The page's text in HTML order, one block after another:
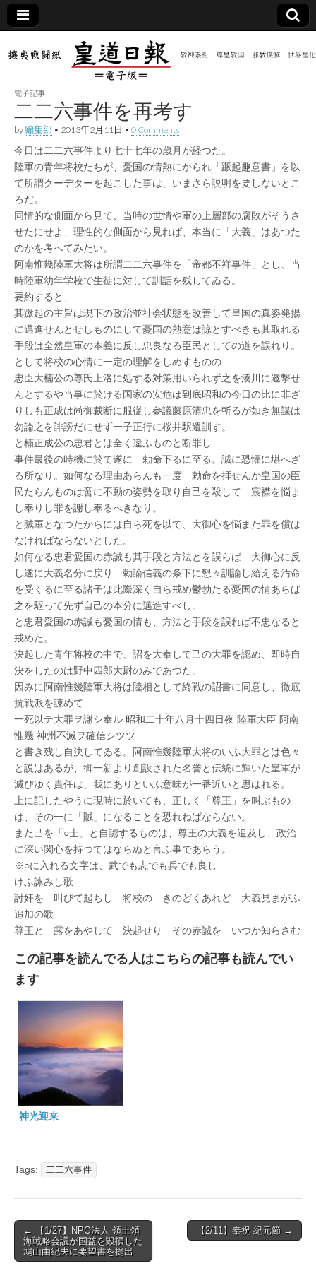
皇道
日報
（防
共新
聞）
電子
版
敬神
尊皇
｜昭
和八
年創
刊
皇道
実
践
攘夷
戦闘
紙
電子記事
二二六事件を再考す
by編集部 • 2013年2月11日 • 0 Comments
今日は二二六事件より七十七年の歳月が経つた。
陸軍の青年将校たちが、憂国の情熱にかられ「蹶起趣意書」を以
て所謂クーデターを起こした事は、いまさら説明を要しないとこ
ろだ。
同情的な側面から見て、当時の世情や軍の上層部の腐敗がそうさ
せたにせよ、理性的な側面から見れば、本当に「大義」はあつた
のかを考へてみたい。
阿南惟幾陸軍大将は所謂二二六事件を「帝都不祥事件」とし、当
時陸軍幼年学校で生徒に対して訓話を残してゐる。
要約すると、
其蹶起の主旨は現下の政治並社会状態を改善して皇国の真姿発揚
に邁進せんとせしものにして憂国の熱意は諒とすべきも其取れる
手段は全然皇軍の本義に反し忠良なる臣民としての道を誤れり。
として将校の心情に一定の理解をしめすものの
忠臣大楠公の尊氏上洛に処する対策用いられず之を湊川に邀撃せ
んとするや当事に於ける国家の安危は到底昭和の今日の比に非ざ
りしも正成は尚御裁断に服従し参議藤原清忠を斬るが如き無謀は
勿論之を誹謗だにせず一子正行に桜井駅遺訓す。
と楠正成公の忠君とは全く違ふものと断罪し
事件最後の時機に於て遂に 勅命下るに至る。誠に恐懼に堪へざ
る所なり。如何なる理由あらんも一度 勅命を拝せんか皇国の臣
民たらんものは啻に不動の姿勢を取り自己を殺して 宸襟を悩ま
し奉りし罪を謝し奉るべきなり。
と賊軍となつたからには自ら死を以て、大御心を悩また罪を償は
なければならないとした。
如何なる忠君愛国の赤誠も其手段と方法とを誤らば 大御心に反
し遂に大義名分に戻り 勅諭信義の条下に懇々訓諭し給える汚命
を受くるに至る諸子は此際深く自ら戒め鬱勃たる憂国の情あらば
之を駆って先ず自己の本分に邁進すべし。
と忠君愛国の赤誠も憂国の情も、方法と手段を誤れば不忠なると
戒めた。
決起した青年将校の中で、詔を大奉して己の大罪を認め、即時自
決をしたのは野中四郎大尉のみであつた。
因みに阿南惟幾陸軍大将は陸相として終戦の詔書に同意し、徹底
抗戦派を諌めて
一死以テ大罪ヲ謝シ奉ル 昭和二十年八月十四日夜 陸軍大臣 阿南
惟幾 神州不滅ヲ確信シツツ
と書き残し自決してゐる。阿南惟幾陸軍大将のいふ大罪とは色々
と説はあるが、御一新より創設された名誉と伝統に輝いた皇軍が
滅びゆく責任は、我にありといふ意味が一番近いと思はれる。
上に記したやうに現時に於いても、正しく「尊王」を叫ぶもの
は、その一に「賊」になることを恐れねばならない。
また己を「○士」と自認するものは、尊王の大義を追及し、政治
に深い関心を持つてはならぬと言ふ事であらう。
※○に入れる文字は、武でも志でも兵でも良し
けふ詠みし歌
討奸を 叫びて起ちし 将校の きのどくあれど 大義見まがふ
追加の歌
尊王と 露をあやして 決起せり その赤誠を いつか知らさむ
この記事を読んでる人はこちらの記事も読んでい
ます
神光迎来
Tags: 二二六事件
Post
navigation
← 【1/27】NPO法人 領土領
海戦略会議が国益を毀損した
鳩山由紀夫に要望書を提出
【2/11】奉祝 紀元節 →